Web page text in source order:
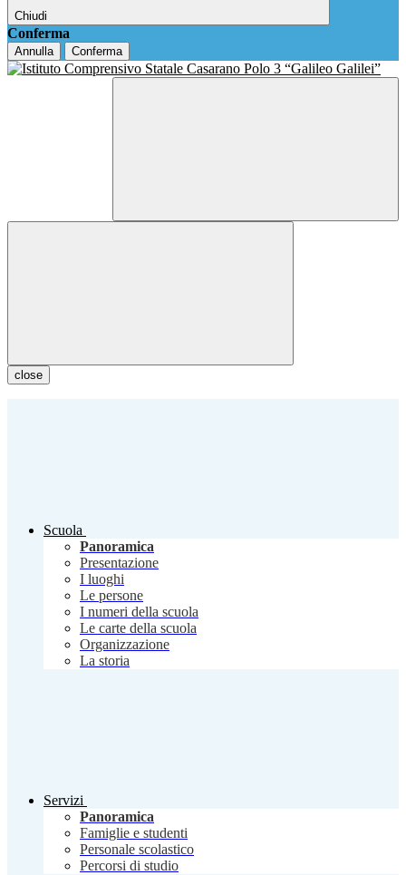
Chiudi
Conferma
Annulla Conferma
close
Scuola
Panoramica
Presentazione
I luoghi
Le persone
I numeri della scuola
Le carte della scuola
Organizzazione
La storia
Servizi
Panoramica
Famiglie e studenti
Personale scolastico
Percorsi di studio